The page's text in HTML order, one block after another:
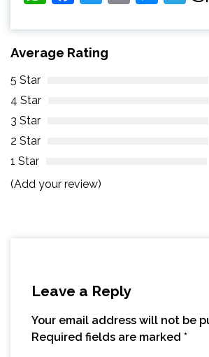
Average Rating
5 Star
4 Star
3 Star
2 Star
1 Star
(Add your review)
Leave a Reply
Your email address will not be
Required fields are marked *